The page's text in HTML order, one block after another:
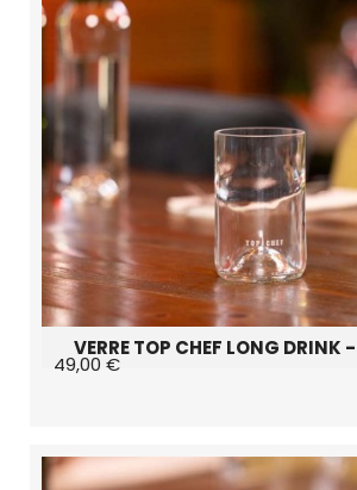
VERRE TOP CHEF LONG DRINK
49,00 €